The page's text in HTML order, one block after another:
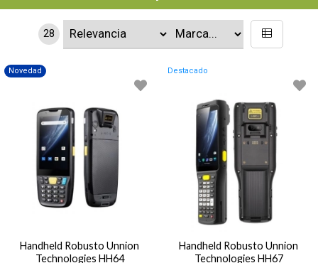
28
Novedad
Handheld Robusto Unnion
Technologies HH64
Destacado
Handheld Robusto Unnion
Technologies HH67